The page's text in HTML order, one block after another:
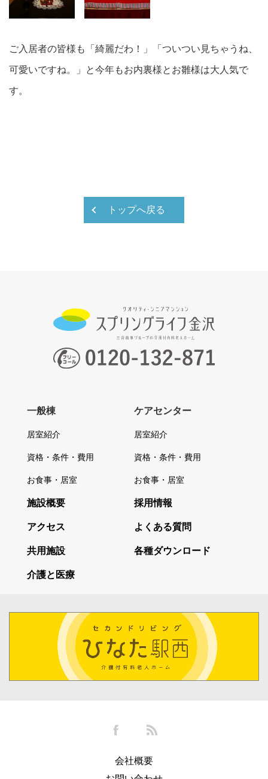
よくある質問
ご入居者の皆様も「綺麗だわ！」「ついつい見ちゃうね、
可愛いですね。」と今年もお内裏様とお雛様は大人気で
す。
トップへ戻る
一般棟
居室紹介
資格・条件・費用
お食事・居室
ケアセンター
居室紹介
資格・条件・費用
お食事・居室
施設概要
アクセス
共用施設
介護と医療
採用情報
よくある質問
各種ダウンロード
会社概要